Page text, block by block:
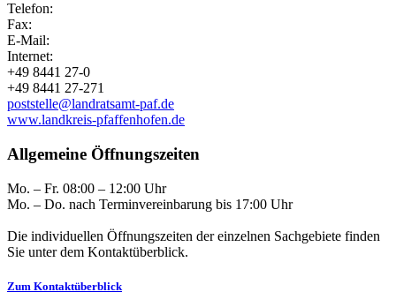
Telefon:
Fax:
E-Mail:
Internet:
+49 8441 27-0
+49 8441 27-271
poststelle@landratsamt-paf.de
www.landkreis-pfaffenhofen.de
Allgemeine Öffnungszeiten
Mo. – Fr. 08:00 – 12:00 Uhr
Mo. – Do. nach Terminvereinbarung bis 17:00 Uhr
Die individuellen Öffnungszeiten der einzelnen Sachgebiete finden
Sie unter dem Kontaktüberblick.
Zum Kontaktüberblick